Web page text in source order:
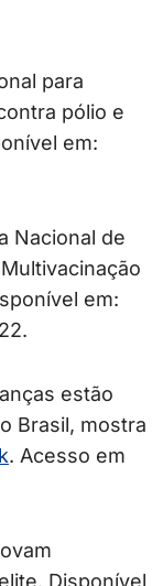
para
pólio e
em:
Nacional de
em:
estão
Brasil, mostra
. Acesso em